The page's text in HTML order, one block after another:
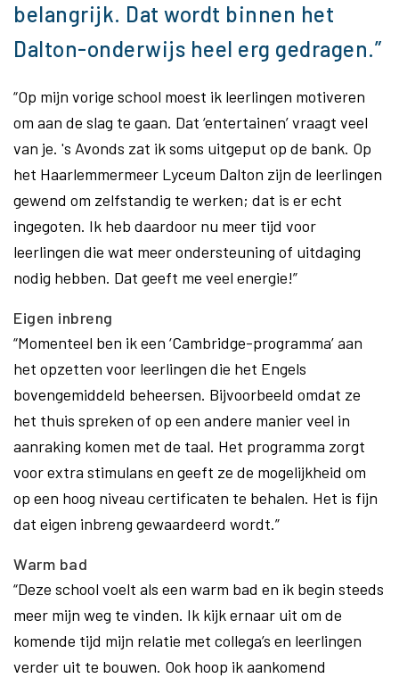
belangrijk. Dat wordt binnen het
Dalton-onderwijs heel erg gedragen.”
“Op mijn vorige school moest ik leerlingen motiveren
om aan de slag te gaan. Dat ‘entertainen’ vraagt veel
van je. 's Avonds zat ik soms uitgeput op de bank. Op
het Haarlemmermeer Lyceum Dalton zijn de leerlingen
gewend om zelfstandig te werken; dat is er echt
ingegoten. Ik heb daardoor nu meer tijd voor
leerlingen die wat meer ondersteuning of uitdaging
nodig hebben. Dat geeft me veel energie!”
Eigen inbreng
“Momenteel ben ik een ‘Cambridge-programma’ aan
het opzetten voor leerlingen die het Engels
bovengemiddeld beheersen. Bijvoorbeeld omdat ze
het thuis spreken of op een andere manier veel in
aanraking komen met de taal. Het programma zorgt
voor extra stimulans en geeft ze de mogelijkheid om
op een hoog niveau certificaten te behalen. Het is fijn
dat eigen inbreng gewaardeerd wordt.”
Warm bad
“Deze school voelt als een warm bad en ik begin steeds
meer mijn weg te vinden. Ik kijk ernaar uit om de
komende tijd mijn relatie met collega’s en leerlingen
verder uit te bouwen. Ook hoop ik aankomend